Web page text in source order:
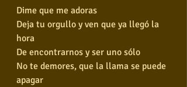
Dime que me adoras
Deja tu orgullo y ven que ya llegó la
hora
De encontrarnos y ser uno sólo
No te demores, que la llama se puede
apagar